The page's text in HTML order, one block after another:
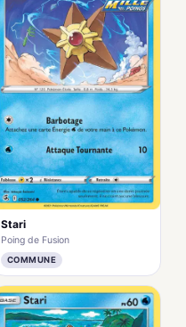
Stari
Poing de Fusion
COMMUNE